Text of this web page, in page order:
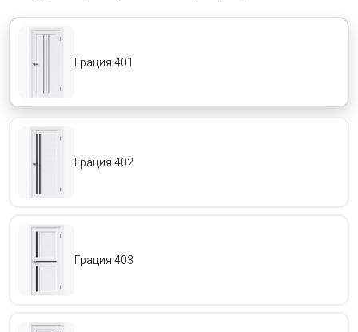
Грация 401
Грация 402
Грация 403